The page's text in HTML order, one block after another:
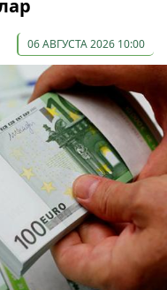
06 АВГУСТА 2026 10:00